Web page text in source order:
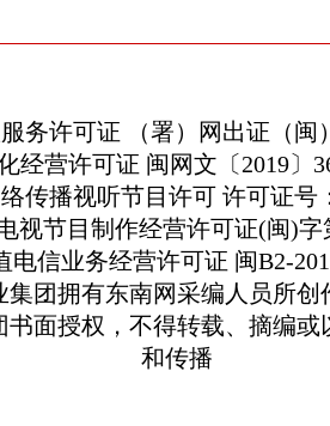
务许可证 （署）网出证（闽
经营许可证 闽网文〔2019〕
传播视听节目许可 许可证号
视节目制作经营许可证(闽)字
电信业务经营许可证 闽B2-
集团拥有东南网采编人员所创
书面授权，不得转载、摘编或
和传播